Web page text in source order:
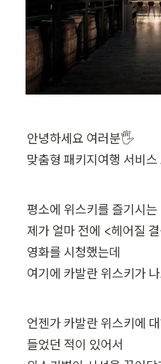
안녕하세요 여러분🖐️
맞춤형 패키지여행 서비
평소에 위스키를 즐기시
제가 얼마 전에 <헤어질
영화를 시청했는데
여기에 카발란 위스키가
언젠가 카발란 위스키에
들었던 적이 있어서